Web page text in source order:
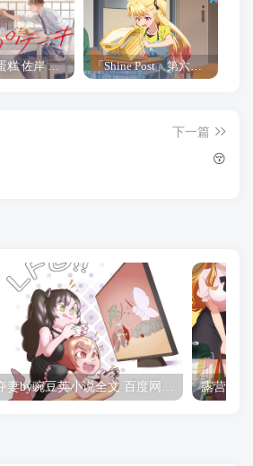
经典杯子蛋糕 佐岸 漫画「经典杯子蛋糕」宣布真人日剧化 「Shine Post」第六话ED主题曲「Yellow Rose」无字幕MV公开
下一篇
😚
夺妻by豌豆荚小说全文 百度网盘 Duo!